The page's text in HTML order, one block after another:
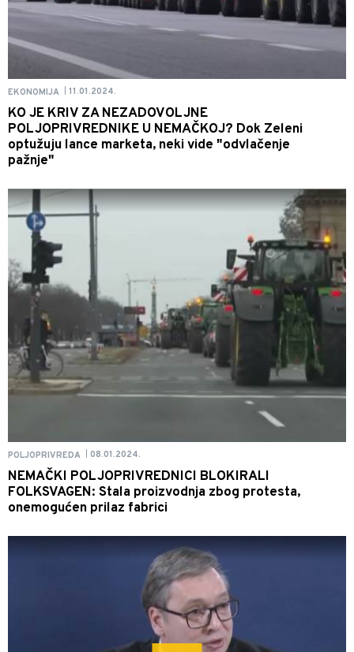
EKONOMIJA 11.01.2024.
KO JE KRIV ZA NEZADOVOLJNE
POLJOPRIVREDNIKE U NEMAČKOJ? Dok Zeleni
optužuju lance marketa, neki vide "odvlačenje
pažnje"
POLJOPRIVREDA 08.01.2024.
NEMAČKI POLJOPRIVREDNICI BLOKIRALI
FOLKSVAGEN: Stala proizvodnja zbog protesta,
onemogućen prilaz fabrici